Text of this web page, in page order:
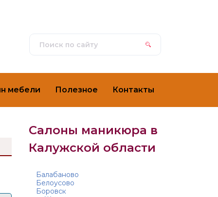
мебели Полезное Контакты
Салоны маникюра в
Калужской области
Балабаново
Белоусово
Боровск